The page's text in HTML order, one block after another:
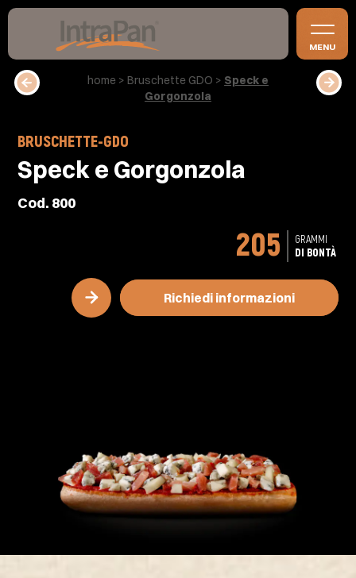
MENU
home > Bruschette GDO > Speck e
Gorgonzola
BRUSCHETTE-GDO
Speck e Gorgonzola
Cod. 800
205
GRAMMI
DI BONTÀ
Richiedi informazioni
Richiedi informazioni